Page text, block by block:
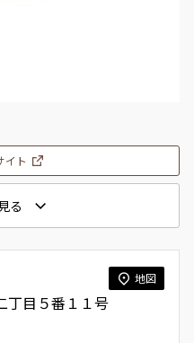
イト
る
地図
丁目５番１１号